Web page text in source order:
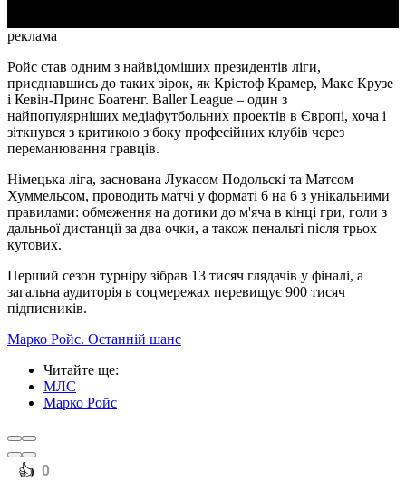
реклама
Ройс став одним з найвідоміших президентів ліги,
приєднавшись до таких зірок, як Крістоф Крамер, Макс Крузе
і Кевін-Принс Боатенг. Baller League – один з
найпопулярніших медіафутбольних проектів в Європі, хоча і
зіткнувся з критикою з боку професійних клубів через
переманювання гравців.
Німецька ліга, заснована Лукасом Подольскі та Матсом
Хуммельсом, проводить матчі у форматі 6 на 6 з унікальними
правилами: обмеження на дотики до м'яча в кінці гри, голи з
дальньої дистанції за два очки, а також пенальті після трьох
кутових.
Перший сезон турніру зібрав 13 тисяч глядачів у фіналі, а
загальна аудиторія в соцмережах перевищує 900 тисяч
підписників.
Марко Ройс. Останній шанс
Читайте ще:
МЛС
Марко Ройс
️👍 0